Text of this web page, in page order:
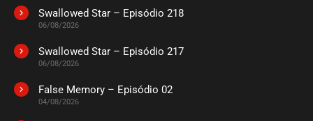
Swallowed Star – Episódio 218
06/08/2026
Swallowed Star – Episódio 217
06/08/2026
False Memory – Episódio 02
04/08/2026